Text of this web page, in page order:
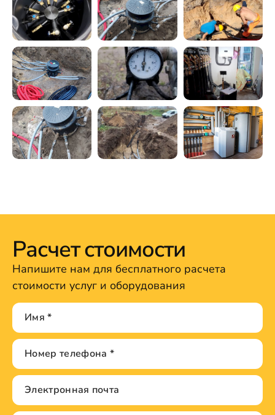
Расчет стоимости
Напишите нам для бесплатного расчета
стоимости услуг и оборудования